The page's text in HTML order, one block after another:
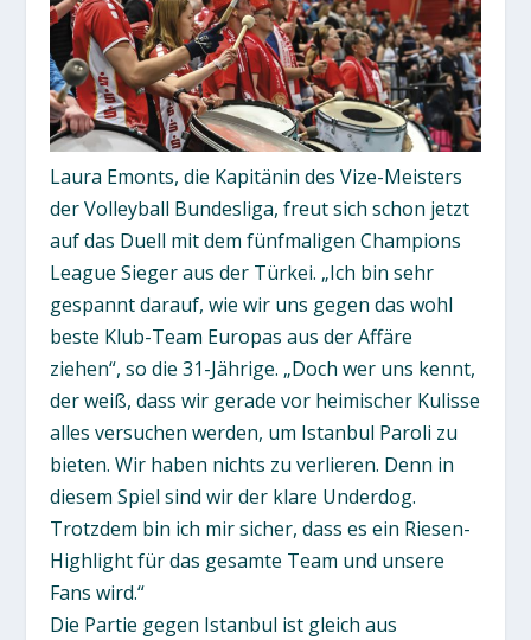
Laura Emonts, die Kapitänin des Vize-Meisters
der Volleyball Bundesliga, freut sich schon jetzt
auf das Duell mit dem fünfmaligen Champions
League Sieger aus der Türkei. „Ich bin sehr
gespannt darauf, wie wir uns gegen das wohl
beste Klub-Team Europas aus der Affäre
ziehen“, so die 31-Jährige. „Doch wer uns kennt,
der weiß, dass wir gerade vor heimischer Kulisse
alles versuchen werden, um Istanbul Paroli zu
bieten. Wir haben nichts zu verlieren. Denn in
diesem Spiel sind wir der klare Underdog.
Trotzdem bin ich mir sicher, dass es ein Riesen-
Highlight für das gesamte Team und unsere
Fans wird.“
Die Partie gegen Istanbul ist gleich aus